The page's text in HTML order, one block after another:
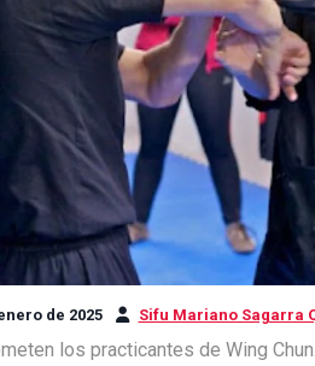
de 2025 Sifu Mariano Sagarra
los practicantes de Wing